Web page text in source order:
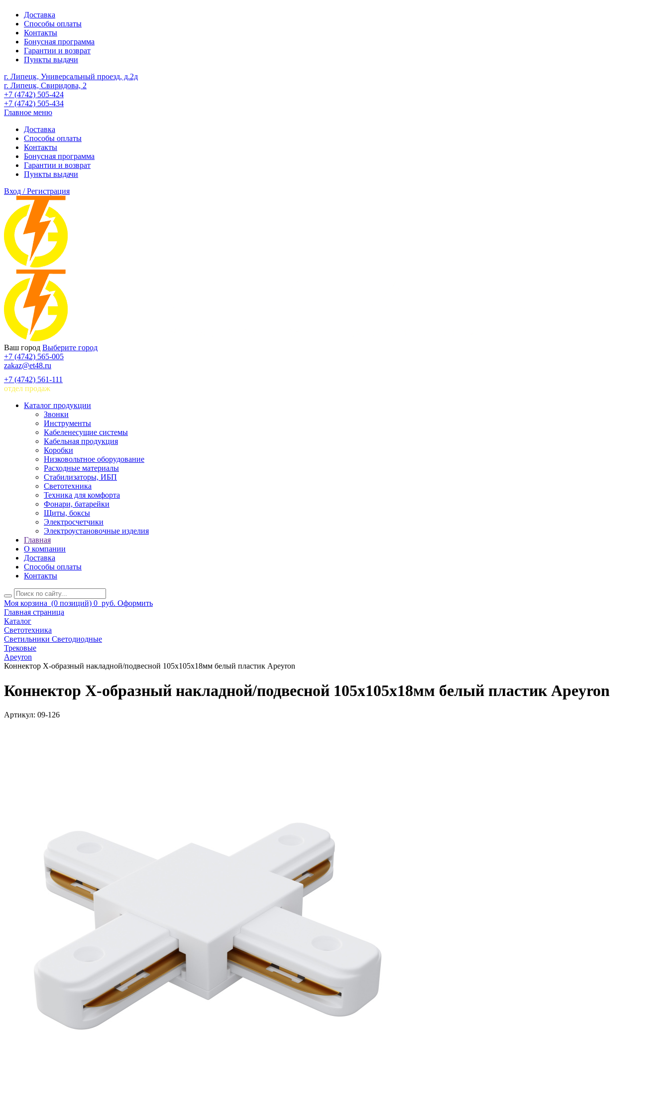
Доставка
Способы оплаты
Контакты
Бонусная программа
Гарантии и возврат
Пункты выдачи
г. Липецк, Универсальный проезд, д.2д
г. Липецк, Свиридова, 2
+7 (4742) 505-424
+7 (4742) 505-434
Главное меню
Доставка
Способы оплаты
Контакты
Бонусная программа
Гарантии и возврат
Пункты выдачи
Вход / Регистрация
Ваш город Выберите город
+7 (4742) 565-005
zakaz@et48.ru
+7 (4742) 561-111
отдел продаж
Каталог продукции
Звонки
Инструменты
Кабеленесущие системы
Кабельная продукция
Коробки
Низковольтное оборудование
Расходные материалы
Стабилизаторы, ИБП
Светотехника
Техника для комфорта
Фонари, батарейки
Щиты, боксы
Электросчетчики
Электроустановочные изделия
Главная
О компании
Доставка
Способы оплаты
Контакты
Моя корзина (0 позиций) 0 руб. Оформить
Главная страница
Каталог
Светотехника
Светильники Светодиодные
Трековые
Apeyron
Коннектор Х-образный накладной/подвесной 105х105х18мм белый пластик Apeyron
Коннектор Х-образный накладной/подвесной 105х105х18мм белый пластик Apeyron
Артикул: 09-126